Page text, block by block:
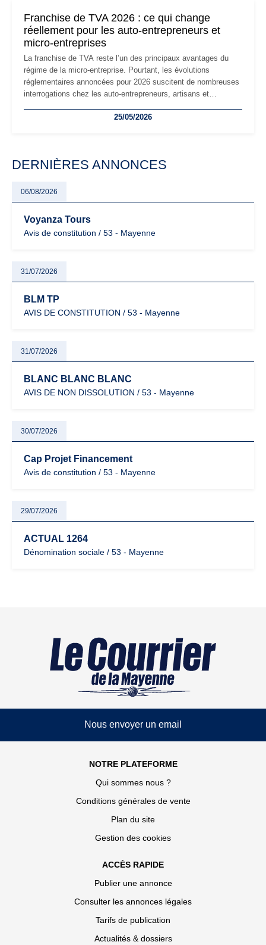
Franchise de TVA 2026 : ce qui change
réellement pour les auto-entrepreneurs et
micro-entreprises
La franchise de TVA reste l’un des principaux avantages du
régime de la micro-entreprise. Pourtant, les évolutions
réglementaires annoncées pour 2026 suscitent de nombreuses
interrogations chez les auto-entrepreneurs, artisans et
facturation ou risque de bascule vers la TVA : les règles
25/05/2026
DERNIÈRES ANNONCES
06/08/2026
Voyanza Tours
Avis de constitution / 53 - Mayenne
31/07/2026
BLM TP
AVIS DE CONSTITUTION / 53 - Mayenne
31/07/2026
BLANC BLANC BLANC
AVIS DE NON DISSOLUTION / 53 - Mayenne
30/07/2026
Cap Projet Financement
Avis de constitution / 53 - Mayenne
29/07/2026
ACTUAL 1264
Dénomination sociale / 53 - Mayenne
Nous envoyer un email
NOTRE PLATEFORME
Qui sommes nous ?
Conditions générales de vente
Plan du site
Gestion des cookies
ACCÈS RAPIDE
Publier une annonce
Consulter les annonces légales
Tarifs de publication
Actualités & dossiers